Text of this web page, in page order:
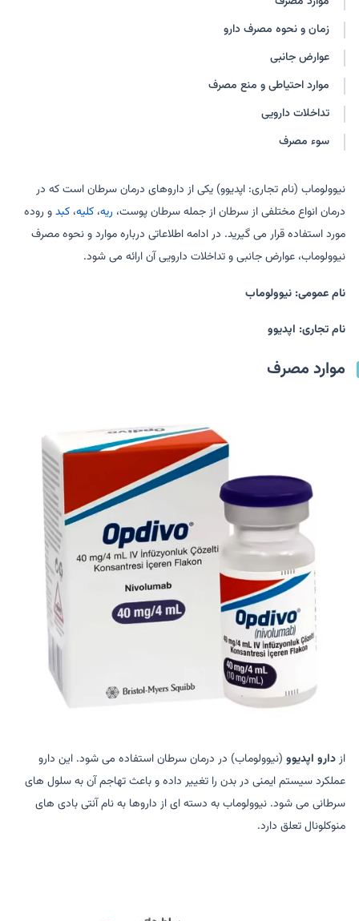
زمان و نحوه مصرف دارو
عوارض جانبی
موارد احتیاطی و منع مصرف
تداخلات دارویی
سوء مصرف
نیوولوماب (نام تجاری: اپدیوو) یکی از داروهای درمان سرطان است که در
درمان انواع مختلفی از سرطان از جمله سرطان پوست، ریه،کلیه،کبدو روده
مورد استفاده قرار می گیرید. در ادامه اطلاعاتی درباره موارد و نحوه مصرف
نیوولوماب، عوارض جانبی و تداخلات دارویی آن ارائه می شود.
نام عمومی: نیوولوماب
نام تجاری: اپدیوو
موارد مصرف
ازدارو اپدیوو (نیوولوماب) در درمان سرطان استفاده می شود. این دارو
عملکرد سیستم ایمنی در بدن را تغییر داده و باعث تهاجم آن به سلول های
سرطانی می شود. نیوولوماب به دسته ای از داروها به نام آنتی بادی های
منوکلونال تعلق دارد.